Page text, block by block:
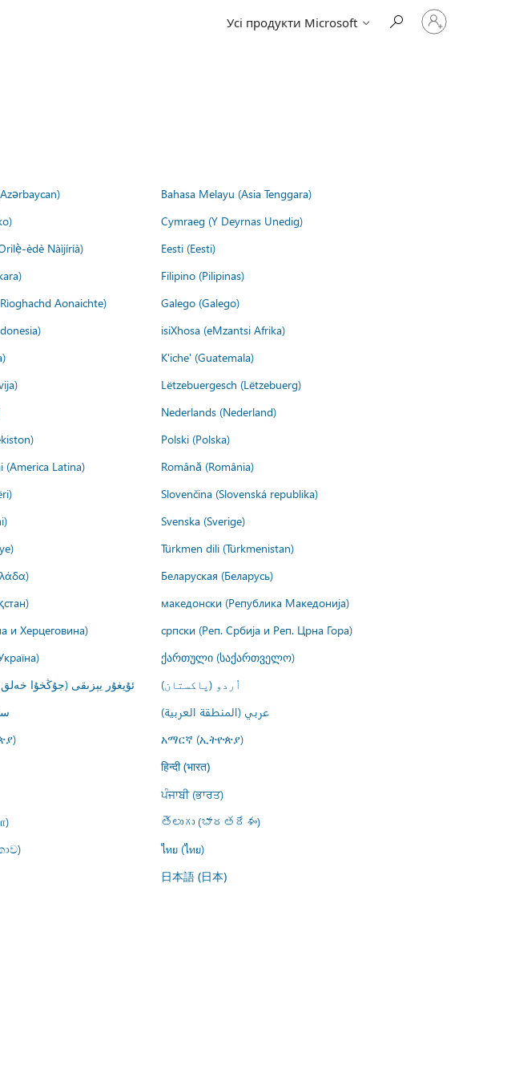
Усі продукти Microsoft
Увійдіть
свій
Bahasa Melayu (Asia Tenggara)
Cymraeg (Y Deyrnas Unedig)
èdè Nàìjíríà)
Eesti (Eesti)
Filipino (Pilipinas)
Aonaichte)
Galego (Galego)
isiXhosa (eMzantsi Afrika)
K'iche' (Guatemala)
Lëtzebuergesch (Lëtzebuerg)
Nederlands (Nederland)
Polski (Polska)
(America Latina)
Română (România)
Slovenčina (Slovenská republika)
Svenska (Sverige)
Türkmen dili (Türkmenistan)
Беларуская (Беларусь)
македонски (Република Македонија)
и Херцеговина)
српски (Реп. Србија и Реп. Црна Гора)
ქართული (საქართველო)
ئۇيغۇر يېزىقى (جۇڭخۇا
اُردو (پاکستان)
عربي (المنطقة العربية)
አማርኛ (ኢትዮጵያ)
हिन्दी (भारत)
ਪੰਜਾਬੀ (ਭਾਰਤ)
తెలుగు (భారతదేశం)
ไทย (ไทย)
日本語 (日本)